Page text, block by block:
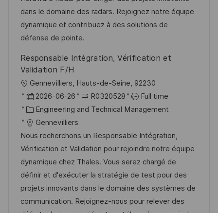
o
n
D
a
g
o
r
dans le domaine des radars. Rejoignez notre équipe
dynamique et contribuez à des solutions de
défense de pointe.
Responsable Intégration, Vérification et
Validation F/H
L
o
c
a
t
i
o
n
Gennevilliers, Hauts-de-Seine, 92230
P
o
s
t
e
d
D
a
t
2026-06-26
J
o
I
d
R0320528
Full time
C
a
t
e
g
o
r
y
Engineering and Technical Management
Gennevilliers
Nous recherchons un Responsable Intégration,
Vérification et Validation pour rejoindre notre équipe
dynamique chez Thales. Vous serez chargé de
définir et d'exécuter la stratégie de test pour des
projets innovants dans le domaine des systèmes de
communication. Rejoignez-nous pour relever des